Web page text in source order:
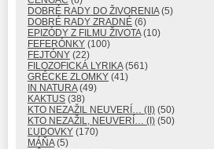
DOBRÉ RADY DO ŽIVORENIA(5)
DOBRÉ RADY ZRADNÉ (6)
EPIZÓDY Z FILMU ŽIVOTA(10)
FEFERÓNKY (100)
FEJTÓNY (22)
FILOZOFICKÁ LYRIKA(561)
GRÉCKE ZLOMKY (41)
IN NATURA(49)
KAKTUS (38)
KTO NEZAŽIL NEUVERÍ… (II) (50)
KTO NEZAŽIL, NEUVERÍ… (I) (50)
ĽUDOVKY (170)
MÁŇA(5)